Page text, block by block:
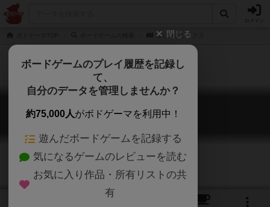
はじめまシックス
はじめまシックス
Hajimema Six
閉じる
ボードゲームのプレイ履歴を記録し
て、
自分のデータを管理しませんか？
約75,000人がボドゲーマを利用中！
遊んだボードゲームを記録する
気になるゲームのレビューを読む
お気に入り作品・所有リストの共
有